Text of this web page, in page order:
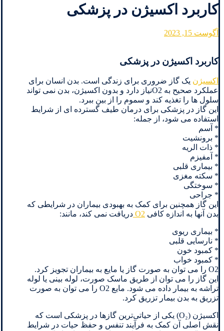
کاربرد اکسیژن در پزشکی
آگوست 15, 2023
کاربرد اکسیژن در پزشکی
اکسیژن یک گاز ضروری برای زندگی است. بدن انسان برای
عملکرد صحیح به O2نیاز دارد و بدون اکسیژن، بدن نمی تواند
سلول ها را تغذیه کند و سموم را از بین ببرد.
این گاز در پزشکی برای درمان طیف گسترده ای از شرایط
استفاده می شود، از جمله:
* آسم
* برونشیت
* ذات الریه
* آمفیزم
* بیماری قلبی
* سکته مغزی
* سوختگی
* جراحی
این گاز همچنین برای کمک به بهبودی بیماران در شرایطی که
بدن آنها به اندازه کافی O2 دریافت نمی کند، مانند:
* بیماری ریوی
* نارسایی قلبی
* کمبود خون
* کمبود خواب
O2 را می توان به صورت گاز یا مایع به بیماران تجویز کرد.
این گاز را می توان از طریق ماسک صورت، لوله بینی یا لوله
تراشه به بیمار داده می شود. مایع O2 را می توان به صورت
تزریق به بدن بیمار تزریق کرد.
اکسیژن (O₂) یکی از حیاتی‌ترین گازها در پزشکی است که
نقش اصلی آن کمک به فرآیند تنفس و حفظ حیات در شرایط